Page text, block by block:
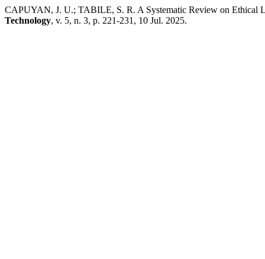
CAPUYAN, J. U.; TABILE, S. R. A Systematic Review on Ethical
Technology, v. 5, n. 3, p. 221-231, 10 Jul. 2025.